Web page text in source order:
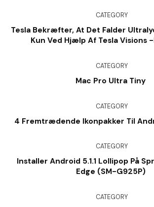
CATEGORY
Tesla Bekræfter, At Det Falder
Kun Ved Hjælp Af Tesla Visions
CATEGORY
Mac Pro Ultra Tiny
CATEGORY
4 Fremtrædende Ikonpakker Til
CATEGORY
Installer Android 5.1.1 Lollipop På
Edge (SM-G925P)
CATEGORY